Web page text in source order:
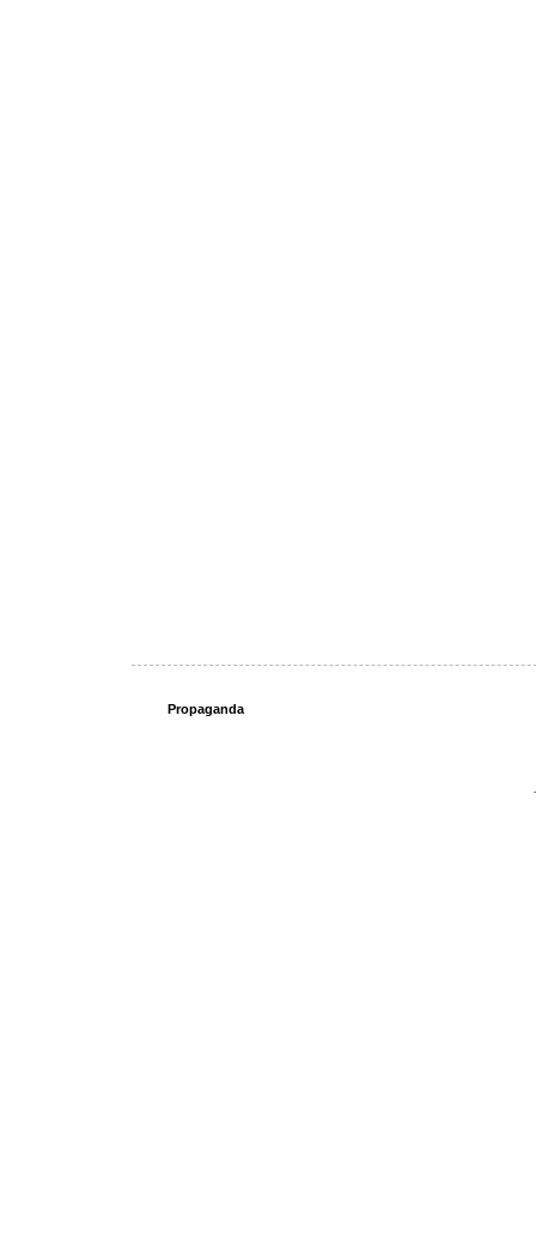
Propaganda